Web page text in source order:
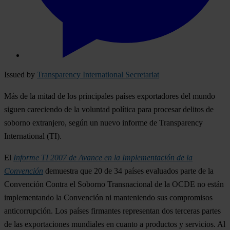
Issued by Transparency International Secretariat
Más de la mitad de los principales países exportadores del mundo
siguen careciendo de la voluntad política para procesar delitos de
soborno extranjero, según un nuevo informe de Transparency
International (TI).
El Informe TI 2007 de Avance en la Implementación de la
Convención demuestra que 20 de 34 países evaluados parte de la
Convención Contra el Soborno Transnacional de la OCDE no están
implementando la Convención ni manteniendo sus compromisos
anticorrupción. Los países firmantes representan dos terceras partes
de las exportaciones mundiales en cuanto a productos y servicios. Al